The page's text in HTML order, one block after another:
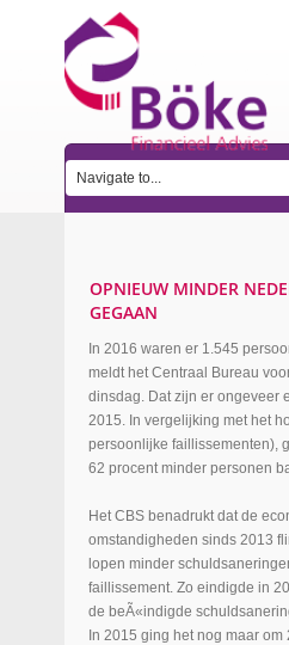
OPNIEUW MINDER
GEGAAN
In 2016 waren er 1.545
meldt het Centraal Bureau
dinsdag. Dat zijn er ongeveer
2015. In vergelijking met het
persoonlijke faillissementen),
62 procent minder personen
Het CBS benadrukt dat de
omstandigheden sinds 2013
lopen minder
faillissement. Zo eindigde in
de beÃ«indigde
In 2015 ging het nog maar om